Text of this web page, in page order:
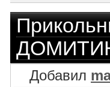
Добавил